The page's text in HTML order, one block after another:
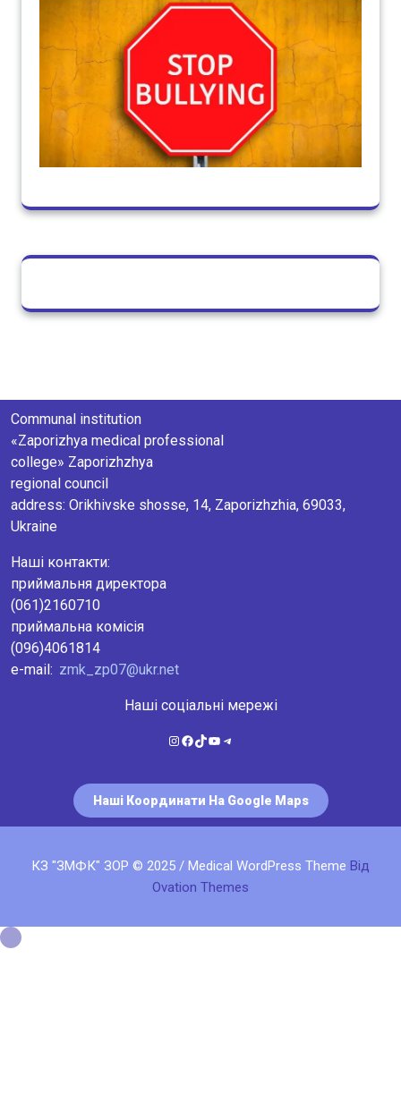
Communal institution
«Zaporizhya medical professional
college» Zaporizhzhya
regional council
аddress: Orikhivske shosse, 14, Zaporizhzhia, 69033,
Ukraine
Наші контакти:
приймальня директора
(061)2160710
приймальна комісія
(096)4061814
e-mail: zmk_zp07@ukr.net
Наші соціальні мережі
Instagram
Facebook
TikTok
YouTube
Telegram
Наші Координати На Google Maps
КЗ "ЗМФК" ЗОР © 2025 / Medical WordPress Theme Від
Ovation Themes